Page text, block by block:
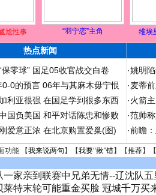
尬性事 “羽宁恋”主角 维埃
热点新闻
零球” 国足05收官战交白卷
0-0的预言 06年与其麻木毋宁恨
利亚很强 在国足学到很多东西
国负美国 和平对话陈忠和惨败
爱意正浓 在北京购置爱巢(图)
·姚明
·麦蒂
·火箭
·范帅
·前瞻
功能 【我来说两句 】【我要“揪”错】【推荐】
一家亲到联赛中兄弟无情--辽沈队
莱特末轮可能重金买脸 冠城千万买